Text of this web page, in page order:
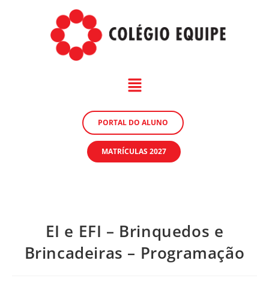
PORTAL DO ALUNO
MATRÍCULAS 2027
EI e EFI – Brinquedos e
Brincadeiras – Programação